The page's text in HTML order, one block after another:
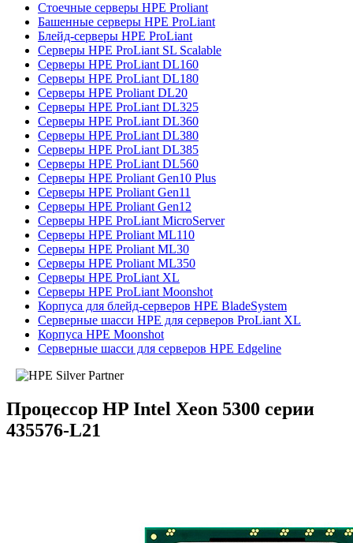
Стоечные серверы HPE Proliant
Башенные серверы HPE ProLiant
Блейд-серверы HPE ProLiant
Серверы HPE ProLiant SL Scalable
Серверы HPE ProLiant DL160
Серверы HPE ProLiant DL180
Серверы HPE Proliant DL20
Серверы HPE ProLiant DL325
Серверы HPE ProLiant DL360
Серверы HPE ProLiant DL380
Серверы HPE ProLiant DL385
Серверы HPE ProLiant DL560
Серверы HPE Proliant Gen10 Plus
Серверы HPE Proliant Gen11
Серверы HPE Proliant Gen12
Серверы HPE ProLiant MicroServer
Серверы HPE Proliant ML110
Серверы HPE Proliant ML30
Серверы HPE Proliant ML350
Серверы HPE ProLiant XL
Серверы HPE ProLiant Moonshot
Корпуса для блейд-серверов HPE BladeSystem
Серверные шасси HPE для серверов ProLiant XL
Корпуса HPE Moonshot
Серверные шасси для серверов HPE Edgeline
Процессор HP Intel Xeon 5300 серии
435576-L21